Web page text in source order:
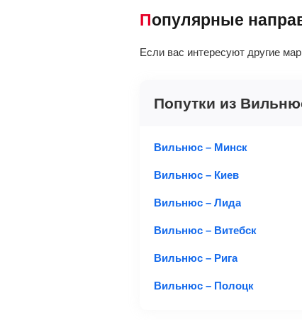
Популярные
Если вас интересуют другие
Попутки из
Вильнюс – Минск
Вильнюс – Киев
Вильнюс – Лида
Вильнюс – Витебск
Вильнюс – Рига
Вильнюс – Полоцк